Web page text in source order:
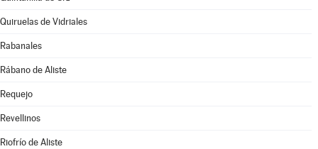
Quiruelas de Vidriales
Rabanales
Rábano de Aliste
Requejo
Revellinos
Riofrío de Aliste